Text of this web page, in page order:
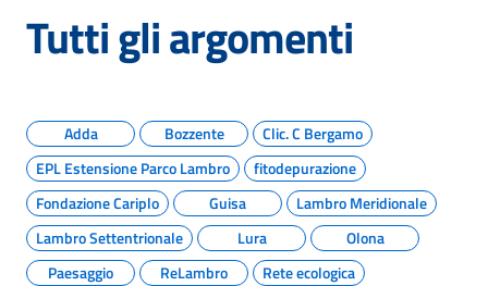
Tutti gli argomenti
Adda Bozzente
Clic. C Bergamo
EPL Estensione Parco Lambro
fitodepurazione
Fondazione Cariplo
Guisa
Lambro Meridionale
Lambro Settentrionale
Lura
Olona
Paesaggio
ReLambro
Rete ecologica